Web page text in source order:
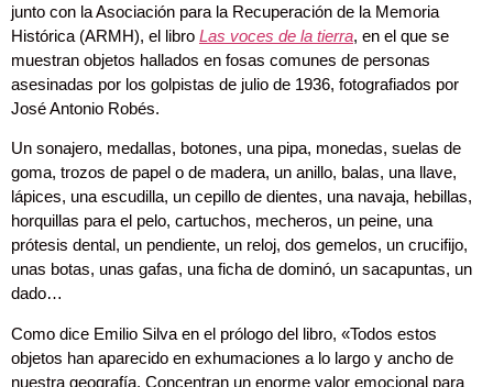
junto con la Asociación para la Recuperación de la Memoria
Histórica (ARMH), el libro Las voces de la tierra, en el que se
muestran objetos hallados en fosas comunes de personas
asesinadas por los golpistas de julio de 1936, fotografiados por
José Antonio Robés.
Un sonajero, medallas, botones, una pipa, monedas, suelas de
goma, trozos de papel o de madera, un anillo, balas, una llave,
lápices, una escudilla, un cepillo de dientes, una navaja, hebillas,
horquillas para el pelo, cartuchos, mecheros, un peine, una
prótesis dental, un pendiente, un reloj, dos gemelos, un crucifijo,
unas botas, unas gafas, una ficha de dominó, un sacapuntas, un
dado…
Como dice Emilio Silva en el prólogo del libro, «Todos estos
objetos han aparecido en exhumaciones a lo largo y ancho de
nuestra geografía. Concentran un enorme valor emocional para